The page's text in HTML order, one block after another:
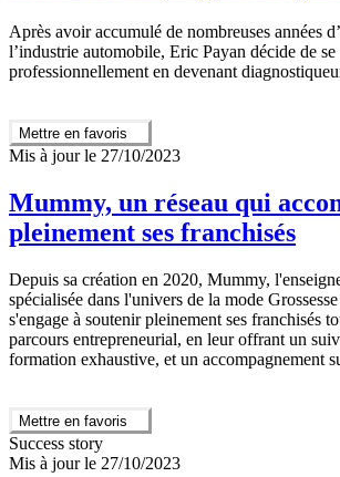
Après avoir accumulé de nombreuses années
l’industrie automobile, Eric Payan décide de
professionnellement en devenant
Mettre en favoris
Mis à jour le 27/10/2023
Mummy, un réseau qui
pleinement ses franchisés
Depuis sa création en 2020, Mummy,
spécialisée dans l'univers de la mode
s'engage à soutenir pleinement ses franchisés
parcours entrepreneurial, en leur offrant un
formation exhaustive, et un accompagnement
Mettre en favoris
Success story
Mis à jour le 27/10/2023